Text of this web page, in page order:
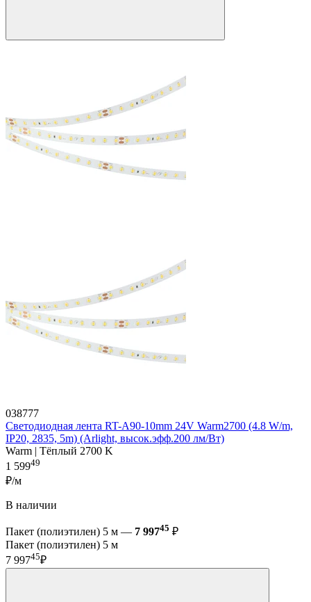
038777
Светодиодная лента RT-A90-10mm 24V Warm2700 (4.8 W/m,
IP20, 2835, 5m) (Arlight, высок.эфф.200 лм/Вт)
Warm | Тёплый 2700 K
1 59949
₽/м
В наличии
Пакет (полиэтилен) 5 м — 7 99745 ₽
Пакет (полиэтилен) 5 м
7 99745₽